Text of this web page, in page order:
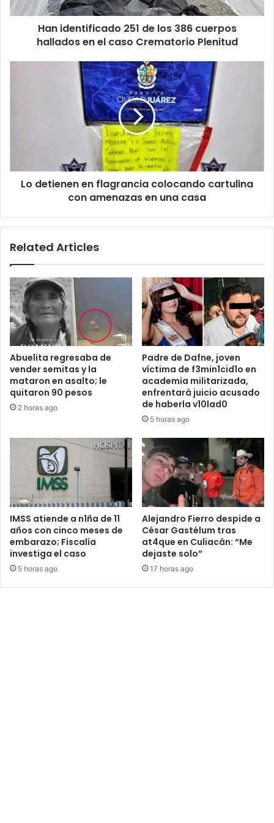
en
Han identificado 251 de los 386 cuerpos
hallados en el caso Crematorio Plenitud
en
unaLo detienen en flagrancia colocando cartulina
con amenazas en una casa
Related Articles
Abuelita regresaba de
vender semitas y la
mataron en asalto; le
quitaron 90 pesos
2 horas ago
Padre de Dafne, joven
víctima de f3min1cid1o en
academia militarizada,
enfrentará juicio acusado
de haberla v10lad0
5 horas ago
IMSS atiende a n1ña de 11
años con cinco meses de
embarazo; Fiscalía
investiga el caso
5 horas ago
Alejandro Fierro despide a
César Gastélum tras
at4que en Culiacán: “Me
dejaste solo”
17 horas ago